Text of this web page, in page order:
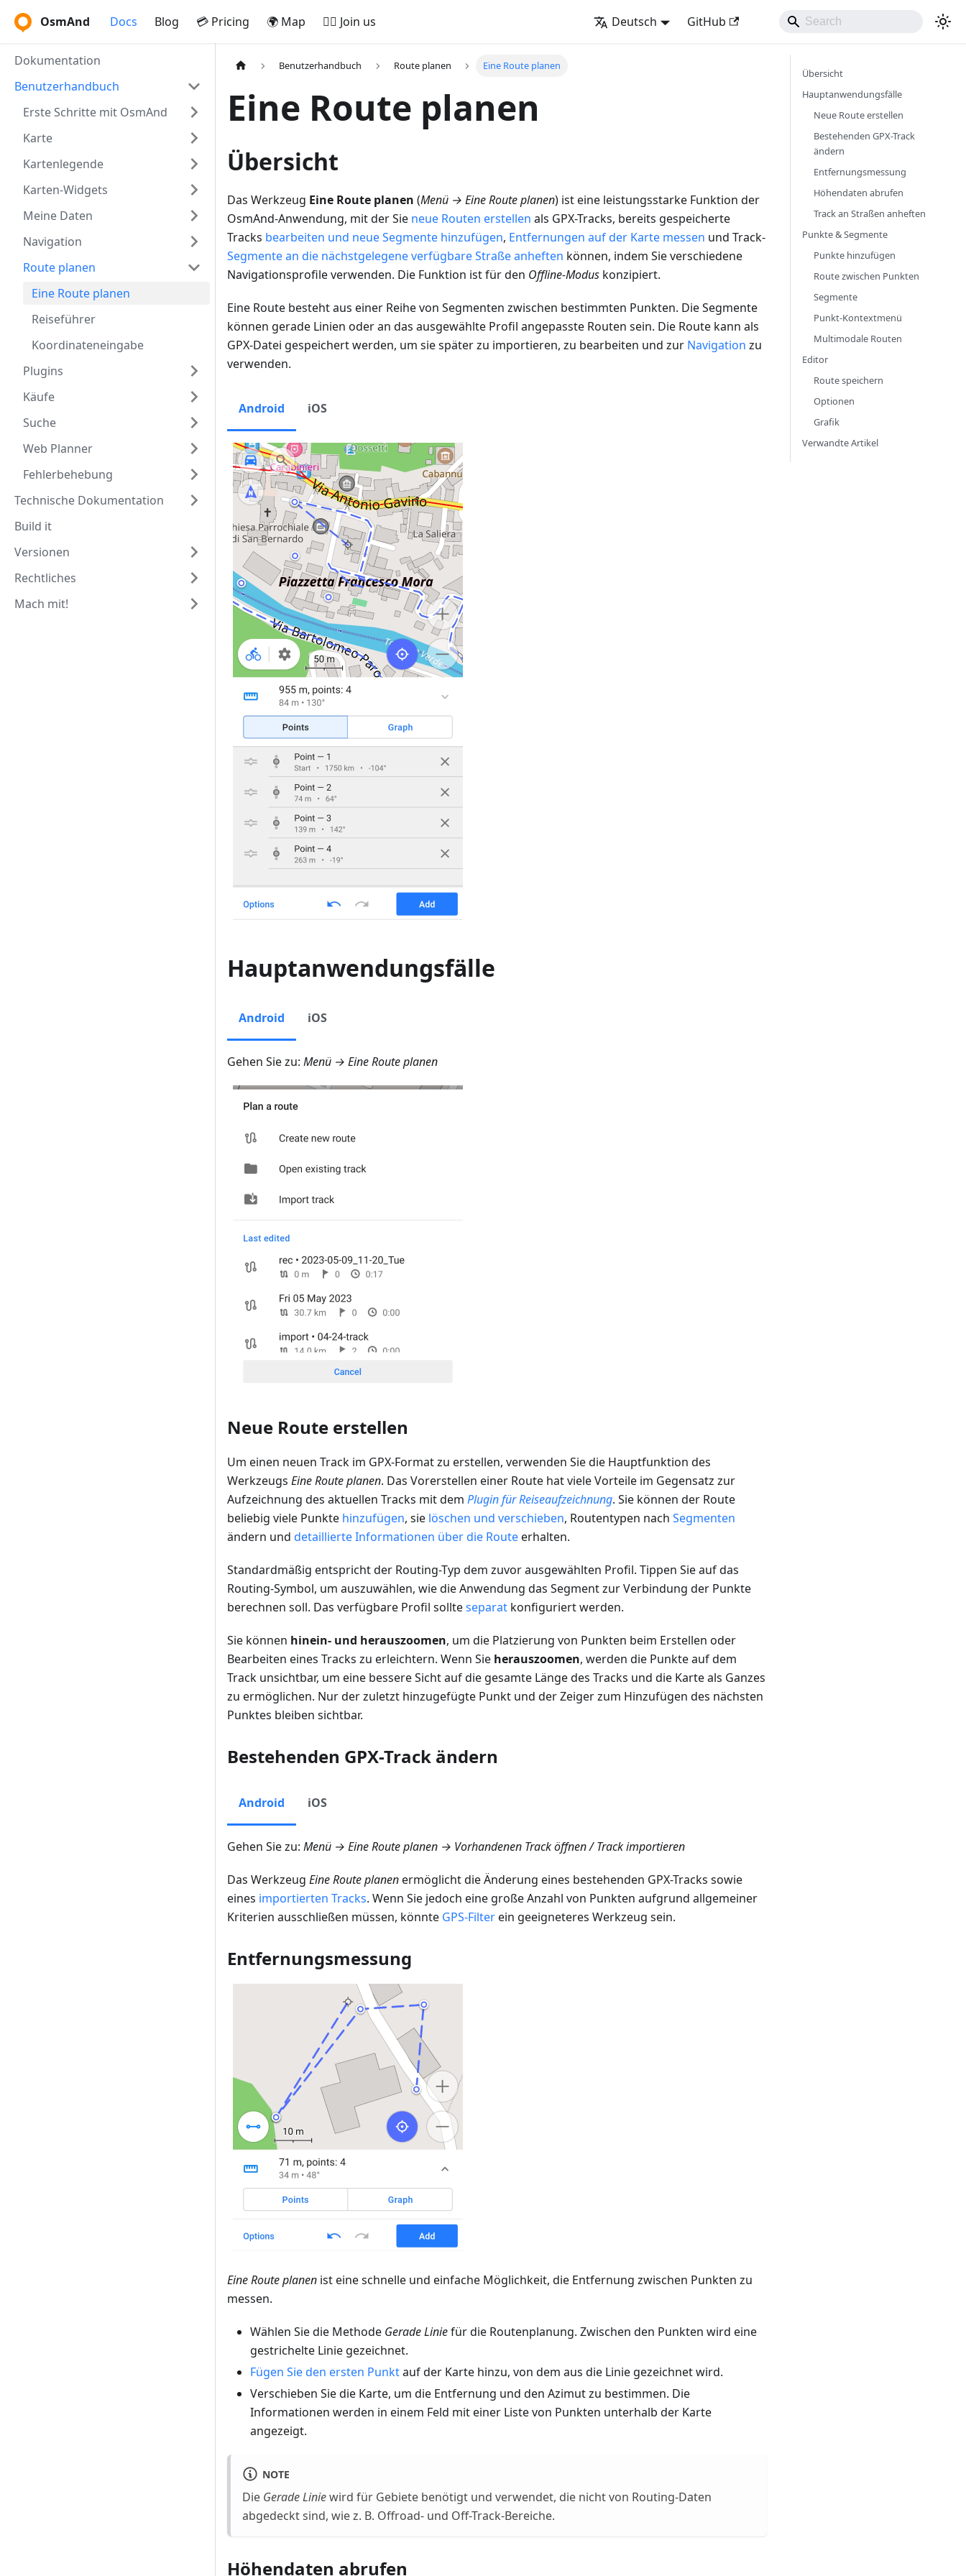
OsmAnd Docs Blog 💳 Pricing 🌍 Map 🚵‍♂️ Join us Deutsch GitHub
Dokumentation
Benutzerhandbuch
Erste Schritte mit OsmAnd
Karte
Kartenlegende
Karten-Widgets
Meine Daten
Navigation
Route planen
Eine Route planen
Reiseführer
Koordinateneingabe
Plugins
Käufe
Suche
Web Planner
Fehlerbehebung
Technische Dokumentation
Build it
Versionen
Rechtliches
Mach mit!
Benutzerhandbuch Route planen Eine Route planen
Eine Route planen
Übersicht
Das Werkzeug Eine Route planen (Menü → Eine Route planen) ist eine leistungsstarke Funktion der
OsmAnd-Anwendung, mit der Sie neue Routen erstellen als GPX-Tracks, bereits gespeicherte
Tracks bearbeiten und neue Segmente hinzufügen, Entfernungen auf der Karte messen und Track-
Segmente an die nächstgelegene verfügbare Straße anheften können, indem Sie verschiedene
Navigationsprofile verwenden. Die Funktion ist für den Offline-Modus konzipiert.
Eine Route besteht aus einer Reihe von Segmenten zwischen bestimmten Punkten. Die Segmente
können gerade Linien oder an das ausgewählte Profil angepasste Routen sein. Die Route kann als
GPX-Datei gespeichert werden, um sie später zu importieren, zu bearbeiten und zur Navigation zu
verwenden.
Android iOS
Hauptanwendungsfälle
Android iOS
Gehen Sie zu: Menü → Eine Route planen
Neue Route erstellen
Um einen neuen Track im GPX-Format zu erstellen, verwenden Sie die Hauptfunktion des
Werkzeugs Eine Route planen. Das Vorerstellen einer Route hat viele Vorteile im Gegensatz zur
Aufzeichnung des aktuellen Tracks mit dem Plugin für Reiseaufzeichnung. Sie können der Route
beliebig viele Punkte hinzufügen, sie löschen und verschieben, Routentypen nach Segmenten
ändern und detaillierte Informationen über die Routeerhalten.
Standardmäßig entspricht der Routing-Typ dem zuvor ausgewählten Profil. Tippen Sie auf das
Routing-Symbol, um auszuwählen, wie die Anwendung das Segment zur Verbindung der Punkte
berechnen soll. Das verfügbare Profil sollteseparat konfiguriert werden.
Sie können hinein- und herauszoomen, um die Platzierung von Punkten beim Erstellen oder
Bearbeiten eines Tracks zu erleichtern. Wenn Sie herauszoomen, werden die Punkte auf dem
Track unsichtbar, um eine bessere Sicht auf die gesamte Länge des Tracks und die Karte als Ganzes
zu ermöglichen. Nur der zuletzt hinzugefügte Punkt und der Zeiger zum Hinzufügen des nächsten
Punktes bleiben sichtbar.
Bestehenden GPX-Track ändern
Android iOS
Gehen Sie zu: Menü → Eine Route planen → Vorhandenen Track öffnen/Track importieren
Das Werkzeug Eine Route planenermöglicht die Änderung eines bestehenden GPX-Tracks sowie
eines importierten Tracks. Wenn Sie jedoch eine große Anzahl von Punkten aufgrund allgemeiner
Kriterien ausschließen müssen, könnte GPS-Filterein geeigneteres Werkzeug sein.
Entfernungsmessung
Eine Route planen ist eine schnelle und einfache Möglichkeit, die Entfernung zwischen Punkten zu
messen.
Wählen Sie die Methode Gerade Liniefür die Routenplanung. Zwischen den Punkten wird eine
gestrichelte Linie gezeichnet.
Fügen Sie den ersten Punktauf der Karte hinzu, von dem aus die Linie gezeichnet wird.
Verschieben Sie die Karte, um die Entfernung und den Azimut zu bestimmen. Die
Informationen werden in einem Feld mit einer Liste von Punkten unterhalb der Karte
angezeigt.
NOTE
Die Gerade Liniewird für Gebiete benötigt und verwendet, die nicht von Routing-Daten
abgedeckt sind, wie z. B. Offroad- und Off-Track-Bereiche.
Höhendaten abrufen
Übersicht
Hauptanwendungsfälle
Neue Route erstellen
Bestehenden GPX-Track
ändern
Entfernungsmessung
Höhendaten abrufen
Track an Straßen anheften
Punkte & Segmente
Punkte hinzufügen
Route zwischen Punkten
Segmente
Punkt-Kontextmenü
Multimodale Routen
Editor
Route speichern
Optionen
Grafik
Verwandte Artikel